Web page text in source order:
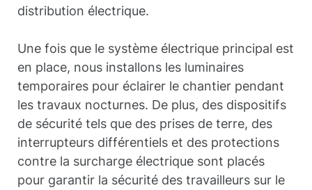
distribution électrique.
Une fois que le système électrique principal est
en place, nous installons les luminaires
temporaires pour éclairer le chantier pendant
les travaux nocturnes. De plus, des dispositifs
de sécurité tels que des prises de terre, des
interrupteurs différentiels et des protections
contre la surcharge électrique sont placés
pour garantir la sécurité des travailleurs sur le